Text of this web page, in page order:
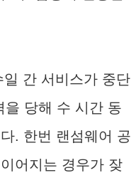
간 서비스가 중단
을 당해 수 시간 동
. 한번 랜섬웨어 공
어지는 경우가 잦